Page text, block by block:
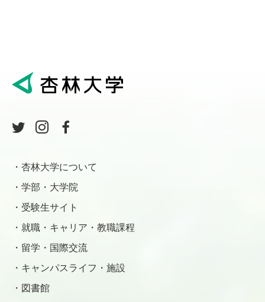
杏林大学について
学部・大学院
受験生サイト
就職・キャリア・教職課程
留学・国際交流
キャンパスライフ・施設
図書館